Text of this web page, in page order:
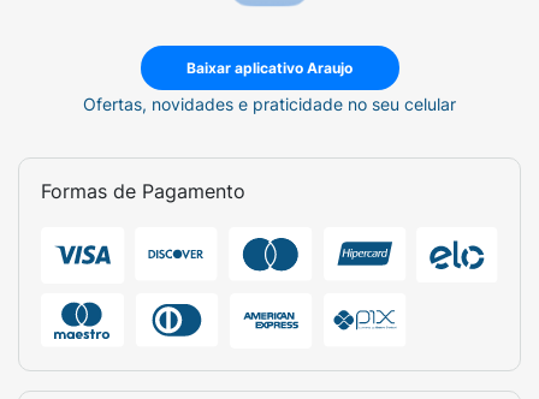
Baixar aplicativo Araujo
Ofertas, novidades e praticidade no seu celular
Formas de Pagamento